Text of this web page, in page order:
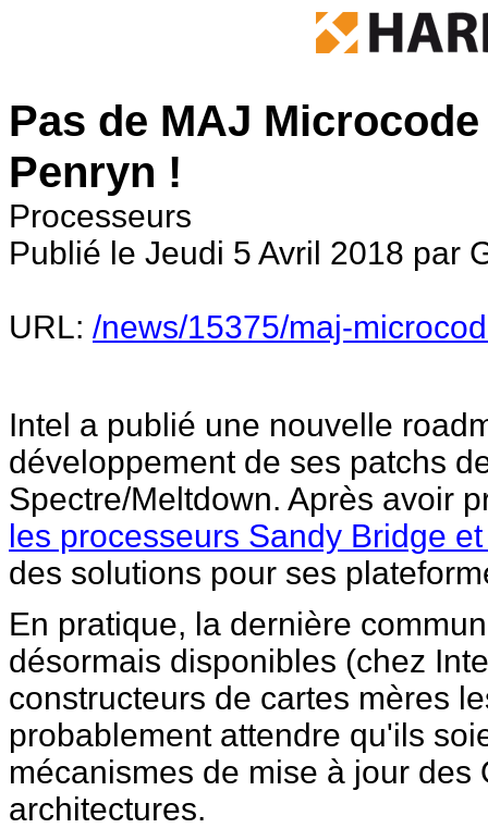
Pas de MAJ
Penryn !
Processeurs
Publié le Jeudi 5 Avril 2018 par
URL: /news/15375/maj-
Intel a publié une nouvelle
développement de ses patchs
Spectre/Meltdown. Après avoir
les processeurs Sandy Bridge
des solutions pour ses
En pratique, la dernière
désormais disponibles (chez
constructeurs de cartes mères
probablement attendre qu'ils
mécanismes de mise à jour
architectures.